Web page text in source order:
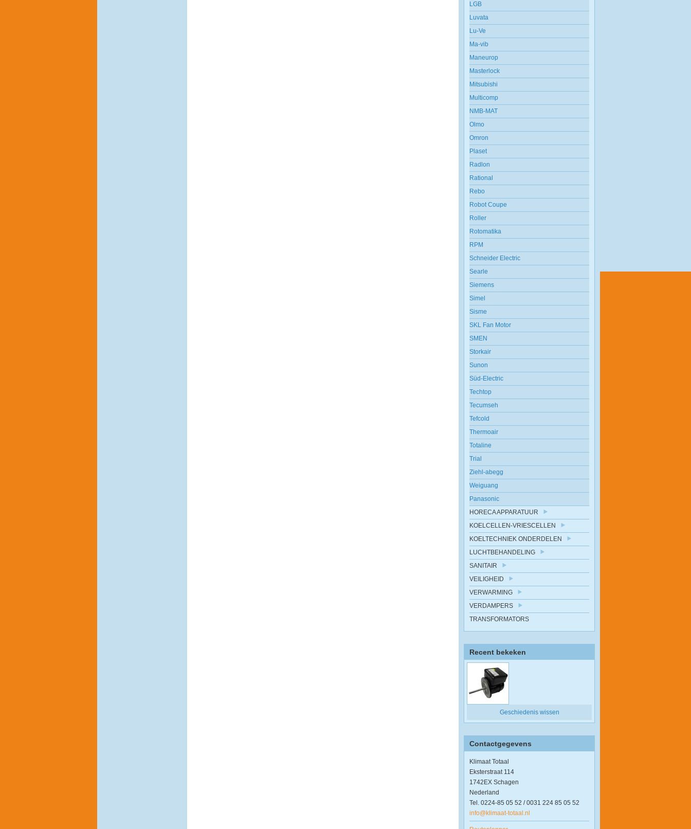
LGB
Luvata
Lu-Ve
Ma-vib
Maneurop
Masterlock
Mitsubishi
Multicomp
NMB-MAT
Olmo
Omron
Plaset
Radlon
Rational
Rebo
Robot Coupe
Roller
Rotomatika
RPM
Schneider Electric
Searle
Siemens
Simel
Sisme
SKL Fan Motor
SMEN
Storkair
Sunon
Süd-Electric
Techtop
Tecumseh
Tefcold
Thermoair
Totaline
Trial
Ziehl-abegg
Weiguang
Panasonic
HORECA APPARATUUR
KOELCELLEN-VRIESCELLEN
KOELTECHNIEK ONDERDELEN
LUCHTBEHANDELING
SANITAIR
VEILIGHEID
VERWARMING
VERDAMPERS
TRANSFORMATORS
Recent bekeken
Geschiedenis wissen
Contactgegevens
Klimaat Totaal
Eksterstraat 114
1742EX Schagen
Nederland
Tel. 0224-85 05 52 / 0031 224 85 05 52
info@klimaat-totaal.nl